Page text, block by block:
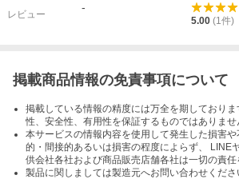
部／編著
レビュー
-
5.00 (1件)
掲載商品情報の免責事項について
掲載している情報の精度には万全を期しており
性、安全性、有用性を保証するものではありませ
本サービスの情報内容を使用して発生した損害
的・間接的あるいは損害の程度によらず、 LINE
供会社各社および商品販売店舗各社は一切の責任
製品に関しましては製造元へお問い合わせくだ